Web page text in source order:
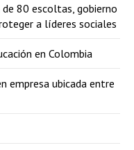
80 escoltas, gobierno
a líderes sociales
en Colombia
empresa ubicada entre